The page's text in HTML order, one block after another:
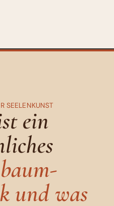
SEELENKUNST
ein
und was